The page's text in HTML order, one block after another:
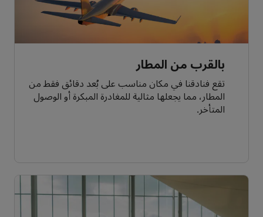
بالقرب من المطار
تقع فنادقنا في مكان مناسب على بُعد دقائق فقط من
المطار، مما يجعلها مثالية للمغادرة المبكرة أو الوصول
المتأخر.